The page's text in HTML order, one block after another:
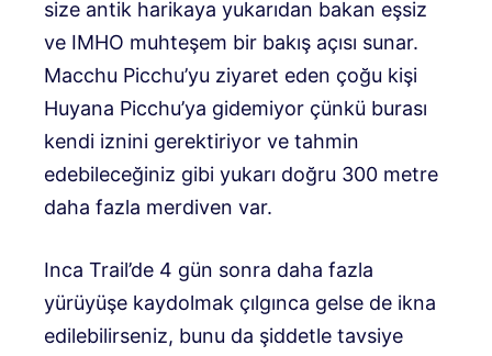
size antik harikaya yukarıdan bakan eşsiz
ve IMHO muhteşem bir bakış açısı sunar.
Macchu Picchu’yu ziyaret eden çoğu kişi
Huyana Picchu’ya gidemiyor çünkü burası
kendi iznini gerektiriyor ve tahmin
edebileceğiniz gibi yukarı doğru 300 metre
daha fazla merdiven var.
Inca Trail’de 4 gün sonra daha fazla
yürüyüşe kaydolmak çılgınca gelse de ikna
edilebilirseniz, bunu da şiddetle tavsiye